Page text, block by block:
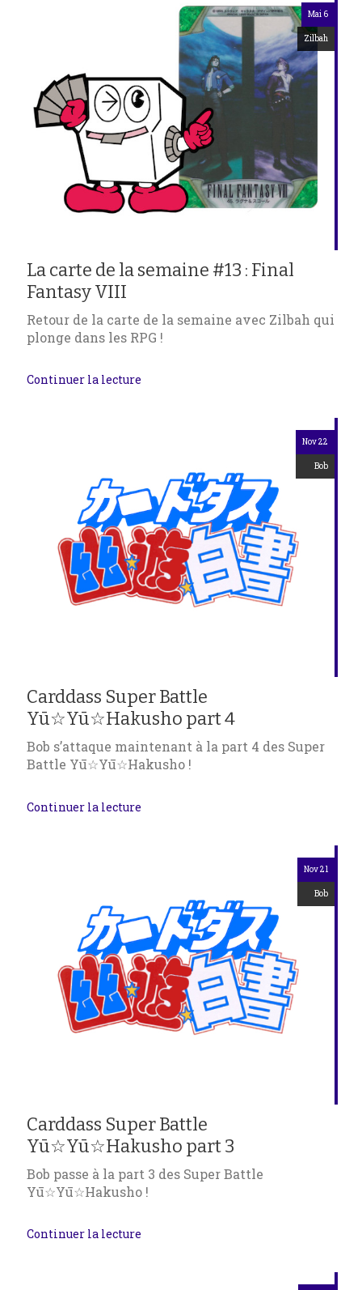
Mai 6
Zilbah
La carte de la semaine #13 : Final
Fantasy VIII
Retour de la carte de la semaine avec Zilbah qui
plonge dans les RPG !
Continuer la lecture
Nov 22
Bob
Carddass Super Battle
Yū☆Yū☆Hakusho part 4
Bob s’attaque maintenant à la part 4 des Super
Battle Yū☆Yū☆Hakusho !
Continuer la lecture
Nov 21
Bob
Carddass Super Battle
Yū☆Yū☆Hakusho part 3
Bob passe à la part 3 des Super Battle
Yū☆Yū☆Hakusho !
Continuer la lecture